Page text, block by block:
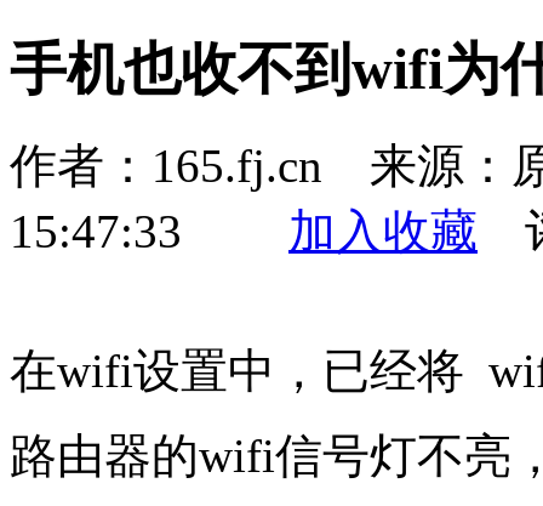
手机也收不到wifi为
作者：165.fj.cn 来源：
15:47:33 加入收藏
在wifi设置中，已经将
路由器的wifi信号灯不亮